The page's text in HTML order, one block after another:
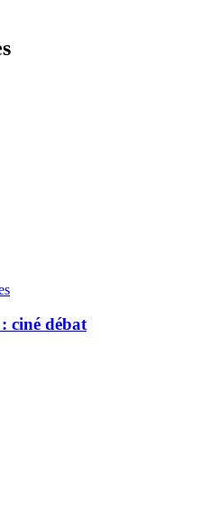
ciné débat